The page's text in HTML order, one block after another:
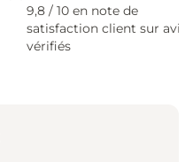
9,8 / 10 en note de
satisfaction client sur avis
vérifiés